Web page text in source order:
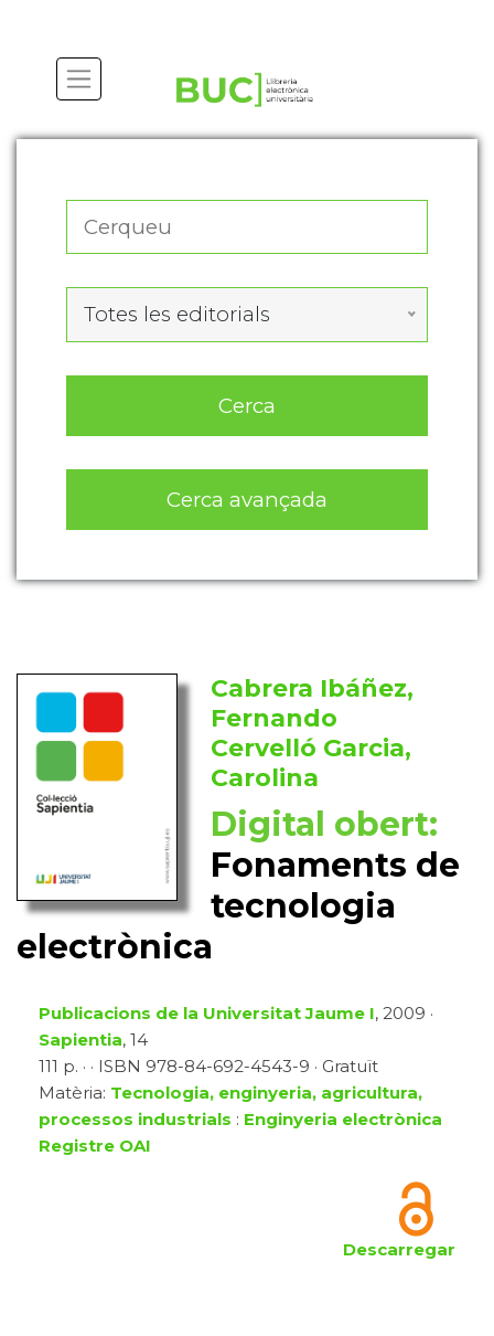
Totes les editorials
Cerca
Cerca avançada
Cabrera Ibáñez,
Fernando
Cervelló Garcia,
Carolina
Digital obert:
Fonaments de
tecnologia
electrònica
Publicacions de la Universitat Jaume I, 2009 ·
Sapientia, 14
111 p. · · ISBN 978-84-692-4543-9 · Gratuït
Matèria: Tecnologia, enginyeria, agricultura,
processos industrials : Enginyeria electrònica
Registre OAI
Descarregar